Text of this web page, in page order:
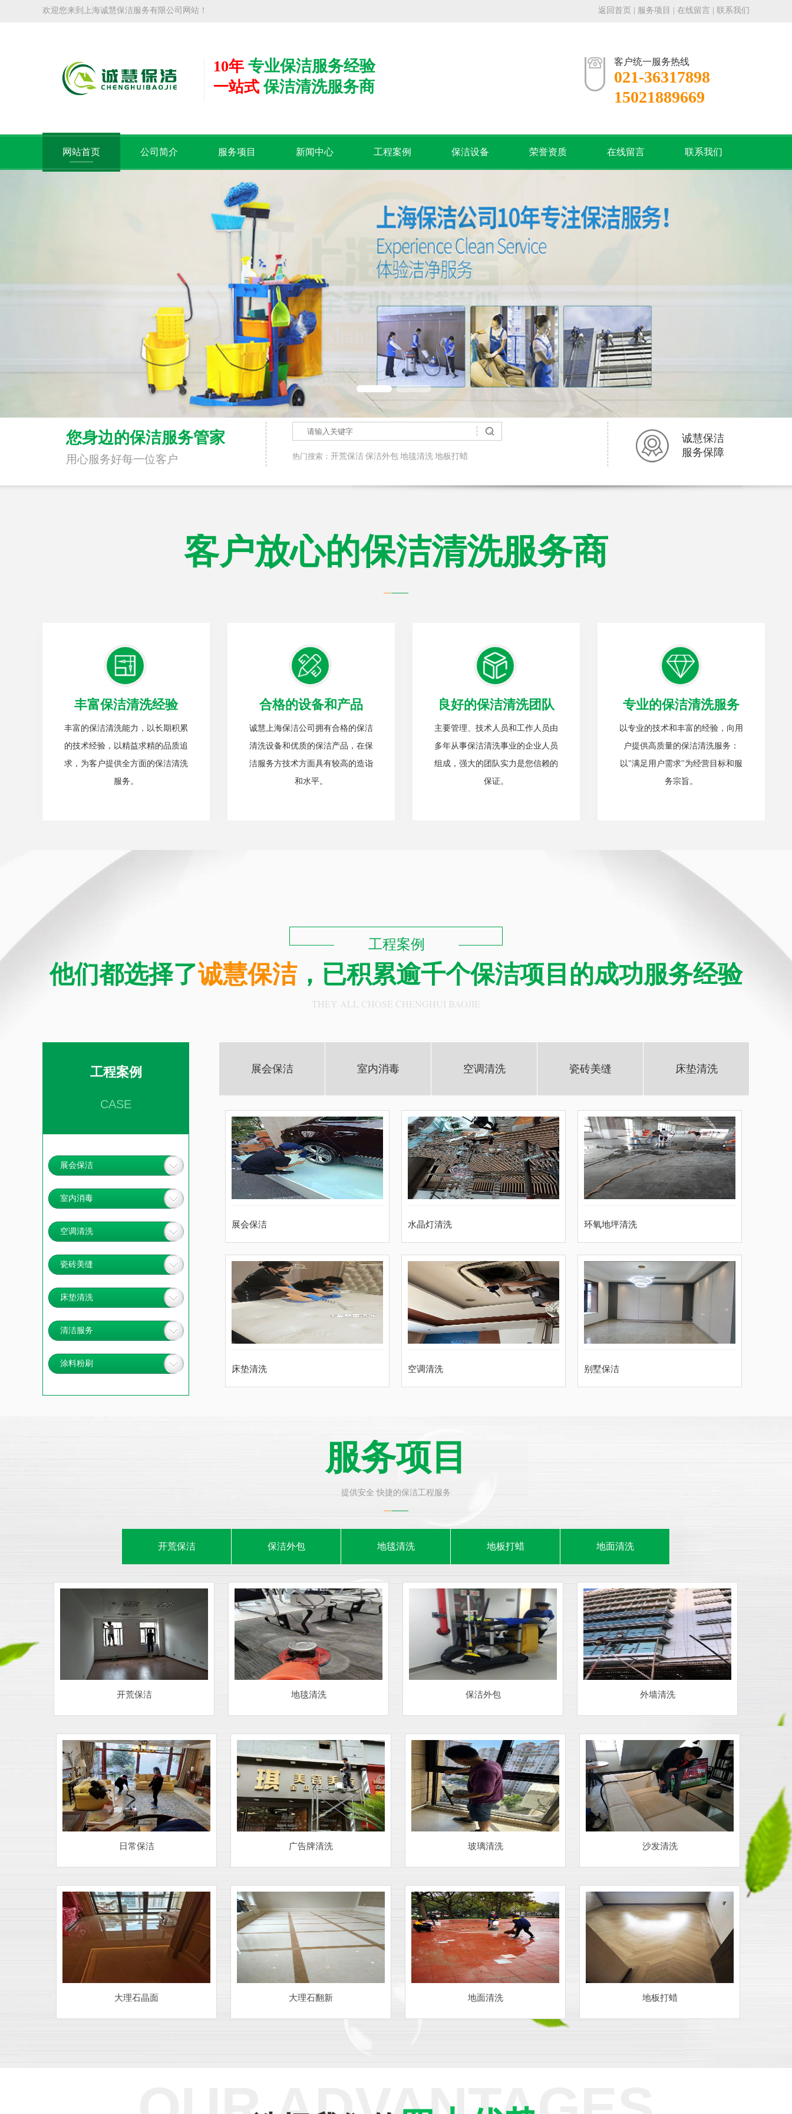
欢迎您来到上海诚慧保洁服务有限公司网站！ 返回首页 服务项目 在线留言 联系我们
10年 专业保洁服务经验
一站式 保洁清洗服务商
客户统一服务热线
021-36317898
15021889669
网站首页 公司简介 服务项目 新闻中心 工程案例 保洁设备 荣誉资质 在线留言 联系我们
您身边的保洁服务管家
用心服务好每一位客户 热门搜索： 开荒保洁 保洁外包 地毯清洗 地板打蜡
诚慧保洁
服务保障
客户放心的保洁清洗服务商
丰富保洁清洗经验
丰富的保洁清洗能力，以长期积累
的技术经验，以精益求精的品质追
求，为客户提供全方面的保洁清洗
服务。
合格的设备和产品
诚慧上海保洁公司拥有合格的保洁
清洗设备和优质的保洁产品，在保
洁服务方技术方面具有较高的造诣
和水平。
良好的保洁清洗团队
主要管理、技术人员和工作人员由
多年从事保洁清洗事业的企业人员
组成，强大的团队实力是您信赖的
保证。
专业的保洁清洗服务
以专业的技术和丰富的经验，向用
户提供高质量的保洁清洗服务：
以"满足用户需求"为经营目标和服
务宗旨。
工程案例
他们都选择了诚慧保洁，已积累逾千个保洁项目的成功服务经验
THEY ALL CHOSE CHENGHUI BAOJIE
工程案例
CASE
展会保洁
室内消毒
空调清洗
瓷砖美缝
床垫清洗
清洁服务
涂料粉刷
展会保洁 室内消毒 空调清洗 瓷砖美缝 床垫清洗
展会保洁 水晶灯清洗 环氧地坪清洗
床垫清洗 空调清洗 别墅保洁
服务项目
提供安全 快捷的保洁工程服务
开荒保洁 保洁外包 地毯清洗 地板打蜡 地面清洗
开荒保洁 地毯清洗 保洁外包 外墙清洗
日常保洁 广告牌清洗 玻璃清洗 沙发清洗
大理石晶面 大理石翻新 地面清洗 地板打蜡